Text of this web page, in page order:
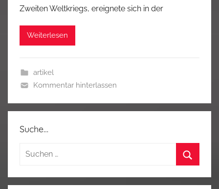
Zweiten Weltkriegs, ereignete sich in der
Weiterlesen
artikel
Kommentar hinterlassen
Suche…
Suchen